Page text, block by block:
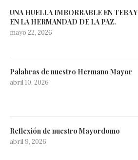
UNA HUELLA IMBORRABLE EN TEBA Y
EN LA HERMANDAD DE LA PAZ.
mayo 22, 2026
Palabras de nuestro Hermano Mayor
abril 10, 2026
Reflexión de nuestro Mayordomo
abril 9, 2026